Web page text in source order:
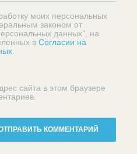
моих персональных
законом от
данных", на
в Согласии на
сайта в этом браузере